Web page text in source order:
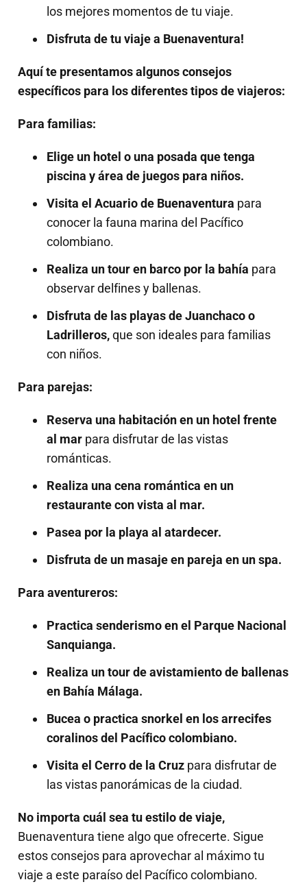
los mejores momentos de tu viaje.
Disfruta de tu viaje a Buenaventura!
Aquí te presentamos algunos consejos
específicos para los diferentes tipos de viajeros:
Para familias:
Elige un hotel o una posada que tenga
piscina y área de juegos para niños.
Visita el Acuario de Buenaventura para
conocer la fauna marina del Pacífico
colombiano.
Realiza un tour en barco por la bahía para
observar delfines y ballenas.
Disfruta de las playas de Juanchaco o
Ladrilleros,que son ideales para familias
con niños.
Para parejas:
Reserva una habitación en un hotel frente
al mar para disfrutar de las vistas
románticas.
Realiza una cena romántica en un
restaurante con vista al mar.
Pasea por la playa al atardecer.
Disfruta de un masaje en pareja en un spa.
Para aventureros:
Practica senderismo en el Parque Nacional
Sanquianga.
Realiza un tour de avistamiento de ballenas
en Bahía Málaga.
Bucea o practica snorkel en los arrecifes
coralinos del Pacífico colombiano.
Visita el Cerro de la Cruz para disfrutar de
las vistas panorámicas de la ciudad.
No importa cuál sea tu estilo de viaje,
Buenaventura tiene algo que ofrecerte. Sigue
estos consejos para aprovechar al máximo tu
viaje a este paraíso del Pacífico colombiano.